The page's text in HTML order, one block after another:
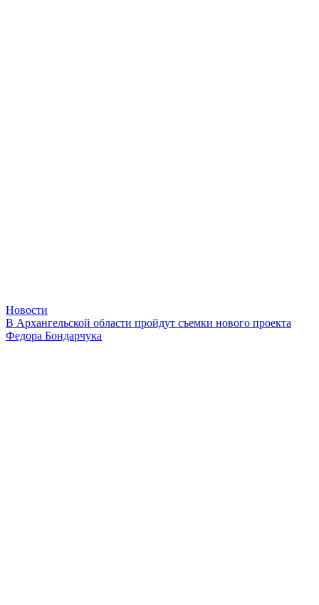
Новости
В Архангельской области пройдут съемки нового проекта
Федора Бондарчука